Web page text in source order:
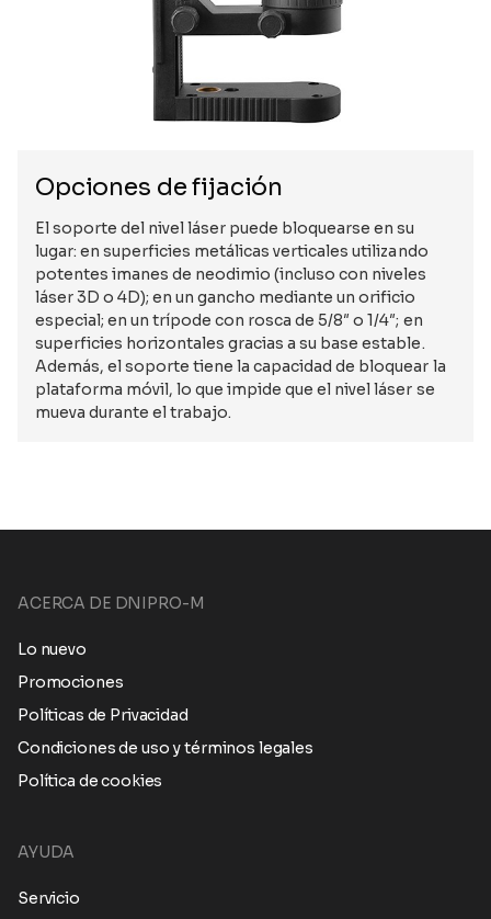
Opciones de fijación
El soporte del nivel láser puede bloquearse en su
lugar: en superficies metálicas verticales utilizando
potentes imanes de neodimio (incluso con niveles
láser 3D o 4D); en un gancho mediante un orificio
especial; en un trípode con rosca de 5/8″ o 1/4″; en
superficies horizontales gracias a su base estable.
Además, el soporte tiene la capacidad de bloquear la
plataforma móvil, lo que impide que el nivel láser se
mueva durante el trabajo.
ACERCA DE DNIPRO-M
Lo nuevo
Promociones
Políticas de Privacidad
Condiciones de uso y términos legales
Política de cookies
AYUDA
Servicio